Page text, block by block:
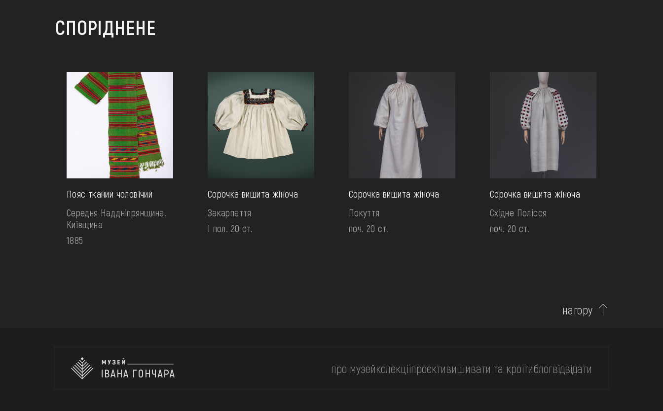
СПОРІДНЕНЕ
Пояс тканий чоловічий
Середня Наддніпрянщина.
Київщина
1885
Сорочка вишита жіноча
Закарпаття
І пол. 20 ст.
Сорочка вишита жіноча
Покуття
поч. 20 ст.
Сорочка вишита жіноча
Східне Полісся
поч. 20 ст.
нагору
про музейколекціїпроєктивишивати та кроїтиблогвідвідати